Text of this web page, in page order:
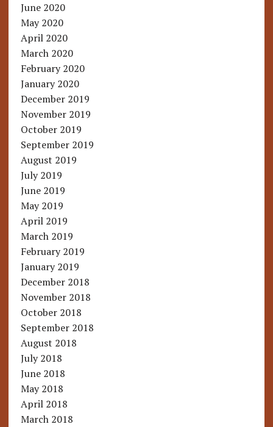
June 2020
May 2020
April 2020
March 2020
February 2020
January 2020
December 2019
November 2019
October 2019
September 2019
August 2019
July 2019
June 2019
May 2019
April 2019
March 2019
February 2019
January 2019
December 2018
November 2018
October 2018
September 2018
August 2018
July 2018
June 2018
May 2018
April 2018
March 2018